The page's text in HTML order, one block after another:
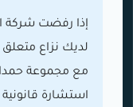
إذا رفضت شركة
لديك نزاع متعلق
مع مجموعة
استشارة